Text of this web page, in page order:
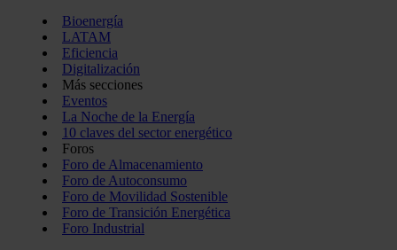
Bioenergía
LATAM
Eficiencia
Digitalización
Más secciones
Eventos
La Noche de la Energía
10 claves del sector energético
Foros
Foro de Almacenamiento
Foro de Autoconsumo
Foro de Movilidad Sostenible
Foro de Transición Energética
Foro Industrial